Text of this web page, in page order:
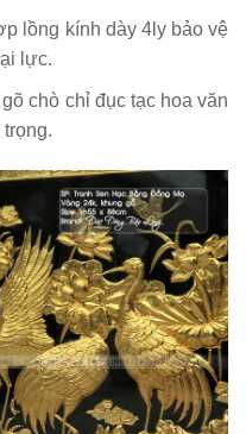
lồng kính dày 4ly bảo vệ
lực.
chò chỉ đục tạc hoa văn